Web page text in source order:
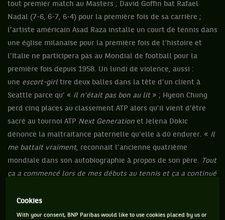
tout premier match au Masters ; David Goffin bat Rafael
Nadal (7-6, 6-7, 6-4) pour la première fois de sa carrière ;
l’artiste américain Asad Raza installe un court de tennis dans
une église milanaise pour la première fois de l’histoire et
l’Italie ne participera pas au Mondial de football pour la
première fois depuis 1958. Un lundi de violence, aussi :
une escort-girl tire deux balles dans la tête d’un client à
Seattle parce qu’ « il n’était pas bon au lit» ; Hyeon Chung
perd cinq places au classement ATP alors qu’il vient d’être
sacré au tournoi ATP Next Generation et Jelena Dokic
dénonce la maltraitance paternelle qu’elle a dû endurer. « Il
me battait vraiment, reconnait l’ancienne quatrième
mondiale dans son autobiographie à propos de son père. Tout
ça a commencé lors de mes débuts au tennis et ça a continué
passera sur les détails.
Cookies
With your consent, BNP Paribas would like to use cookies placed by us or